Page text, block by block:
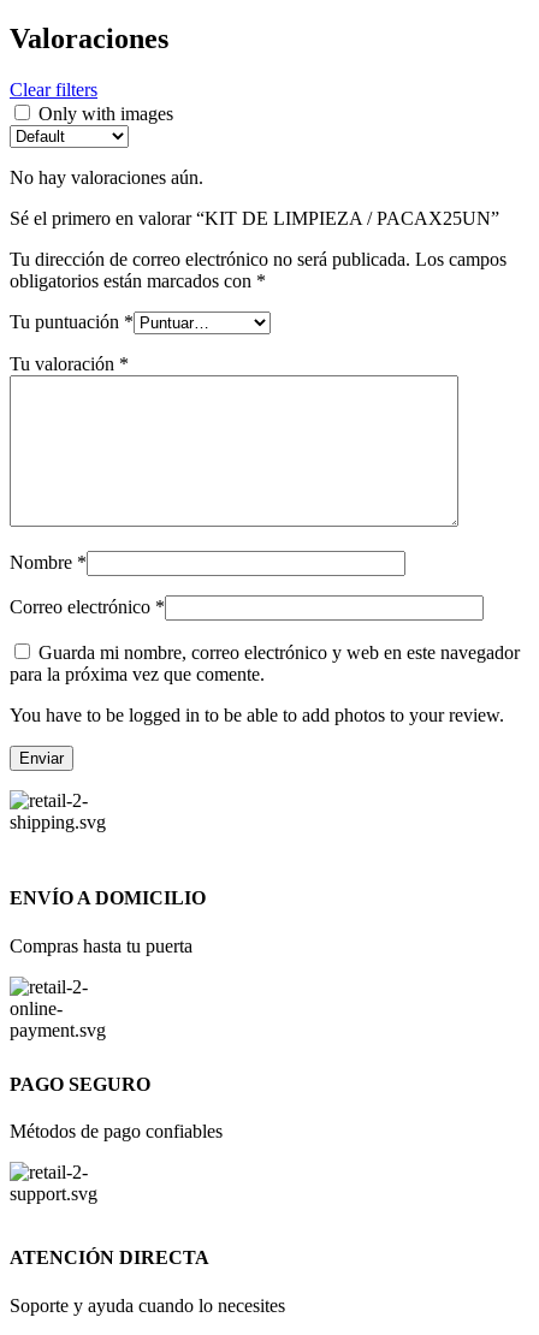
Valoraciones
Clear filters
Only with images
No hay valoraciones aún.
Sé el primero en valorar “KIT DE LIMPIEZA / PACAX25UN”
Tu dirección de correo electrónico no será publicada. Los campos
obligatorios están marcados con *
Tu puntuación *
Tu valoración *
Nombre *
Correo electrónico *
Guarda mi nombre, correo electrónico y web en este navegador
para la próxima vez que comente.
You have to be logged in to be able to add photos to your review.
ENVÍO A DOMICILIO
Compras hasta tu puerta
PAGO SEGURO
Métodos de pago confiables
ATENCIÓN DIRECTA
Soporte y ayuda cuando lo necesites